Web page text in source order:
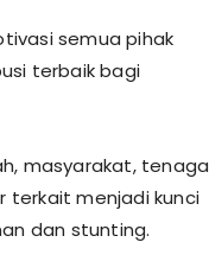
semua pihak
terbaik bagi
masyarakat, tenaga
terkait menjadi kunci
dan stunting.